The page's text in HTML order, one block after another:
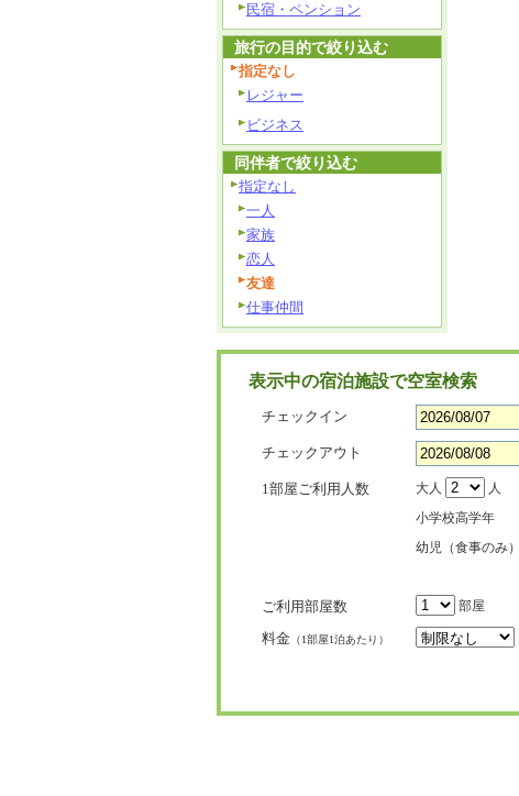
民宿・ペンション
旅行の目的で絞り込む
指定なし
レジャー
ビジネス
同伴者で絞り込む
指定なし
一人
家族
恋人
友達
仕事仲間
表示中の宿泊施設で空室検索
チェックイン
チェックアウト
1部屋ご利用人数 大人
人
小学校高学年
幼児（食事のみ）
ご利用部屋数 部屋
料金 （1部屋1泊あたり）